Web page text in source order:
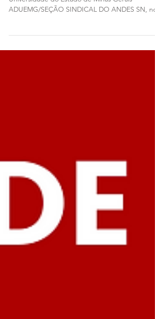
O presidente da Associação dos Docentes da
Universidade do Estado de Minas Gerais –
uso das...